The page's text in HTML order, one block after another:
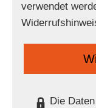
verwendet
Die